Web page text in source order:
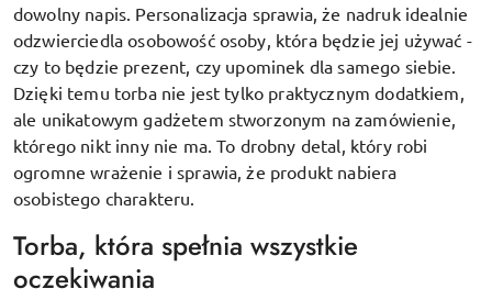
dowolny napis. Personalizacja sprawia, że nadruk idealnie
odzwierciedla osobowość osoby, która będzie jej używać -
czy to będzie prezent, czy upominek dla samego siebie.
Dzięki temu torba nie jest tylko praktycznym dodatkiem,
ale unikatowym gadżetem stworzonym na zamówienie,
którego nikt inny nie ma. To drobny detal, który robi
ogromne wrażenie i sprawia, że produkt nabiera
osobistego charakteru.
Torba, która spełnia wszystkie
oczekiwania